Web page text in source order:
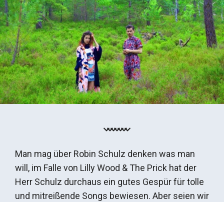
Man mag über Robin Schulz denken was man
will, im Falle von Lilly Wood & The Prick hat der
Herr Schulz durchaus ein gutes Gespür für tolle
und mitreißende Songs bewiesen. Aber seien wir